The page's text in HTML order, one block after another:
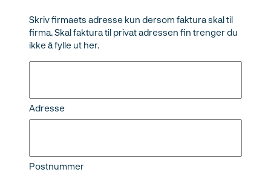
Skriv firmaets adresse kun dersom faktura skal til
firma. Skal faktura til privat adressen fin trenger du
ikke å fylle ut her.
Adresse
Postnummer